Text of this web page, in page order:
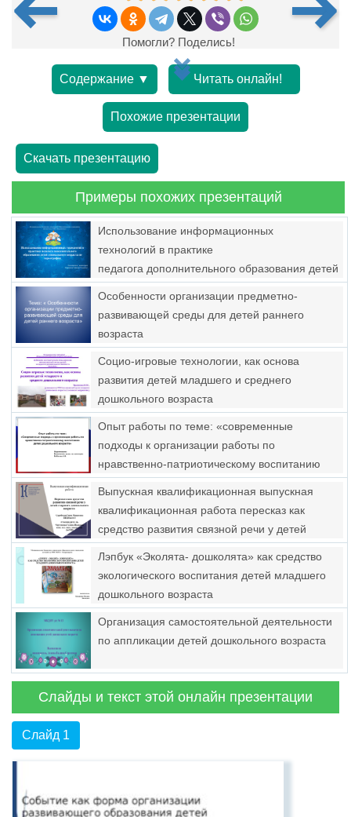
Помогли? Поделись!
Содержание ▼ Читать онлайн!
Похожие презентации
Скачать презентацию
Примеры похожих презентаций
Использование информационных
технологий в практике
педагога дополнительного образования детей
Особенности организации предметно-
развивающей среды для детей раннего
возраста
Социо-игровые технологии, как основа
развития детей младшего и среднего
дошкольного возраста
Опыт работы по теме: «современные
подходы к организации работы по
нравственно-патриотическому воспитанию
Выпускная квалификационная выпускная
квалификационная работа пересказ как
средство развития связной речи у детей
Лэпбук «Эколята- дошколята» как средство
экологического воспитания детей младшего
дошкольного возраста
Организация самостоятельной деятельности
по аппликации детей дошкольного возраста
Слайды и текст этой онлайн презентации
Слайд 1